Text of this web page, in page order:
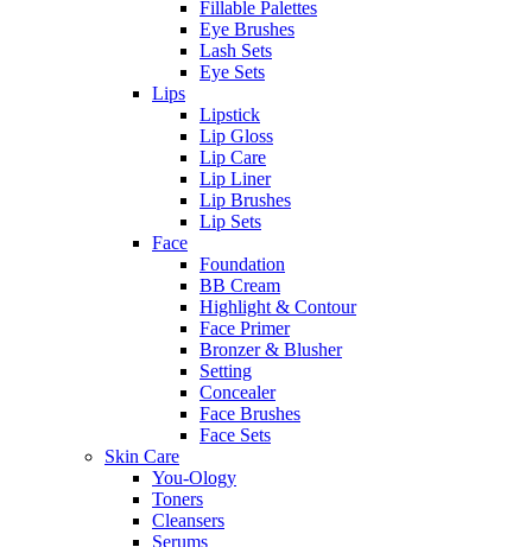
Fillable Palettes
Eye Brushes
Lash Sets
Eye Sets
Lips
Lipstick
Lip Gloss
Lip Care
Lip Liner
Lip Brushes
Lip Sets
Face
Foundation
BB Cream
Highlight & Contour
Face Primer
Bronzer & Blusher
Setting
Concealer
Face Brushes
Face Sets
Skin Care
You-Ology
Toners
Cleansers
Serums